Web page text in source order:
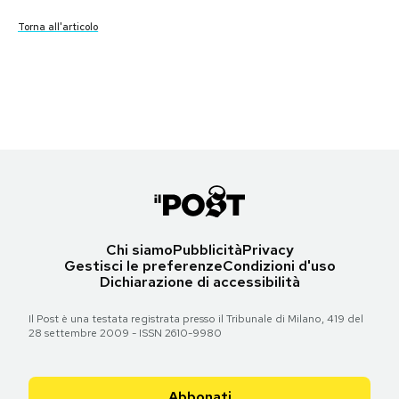
Regala il Post
Torna all'articolo
Le prime pagine di martedì 13 ottobre 2015
Torna all'articolo
Torna all'articolo
Chi siamoPubblicitàPrivacy
Gestisci le preferenzeCondizioni d'uso
Dichiarazione di accessibilità
Il Post è una testata registrata presso il Tribunale di Milano, 419 del
28 settembre 2009 - ISSN 2610-9980